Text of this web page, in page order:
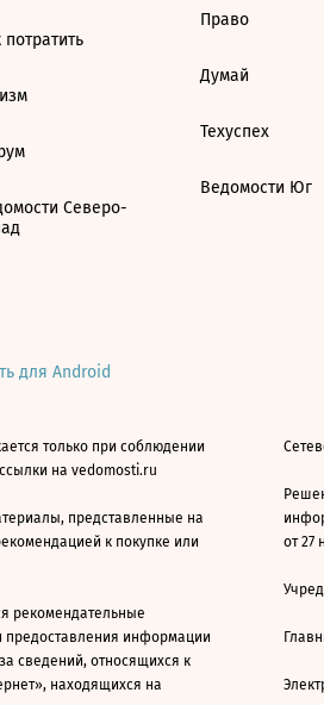
потратить
Северо-
Право
Думай
Техуспех
Ведомости Юг
для Android
только при соблюдении
на vedomosti.ru
представленные на
к покупке или
рекомендательные
предоставления информации
сведений, относящихся к
находящихся на
от 27